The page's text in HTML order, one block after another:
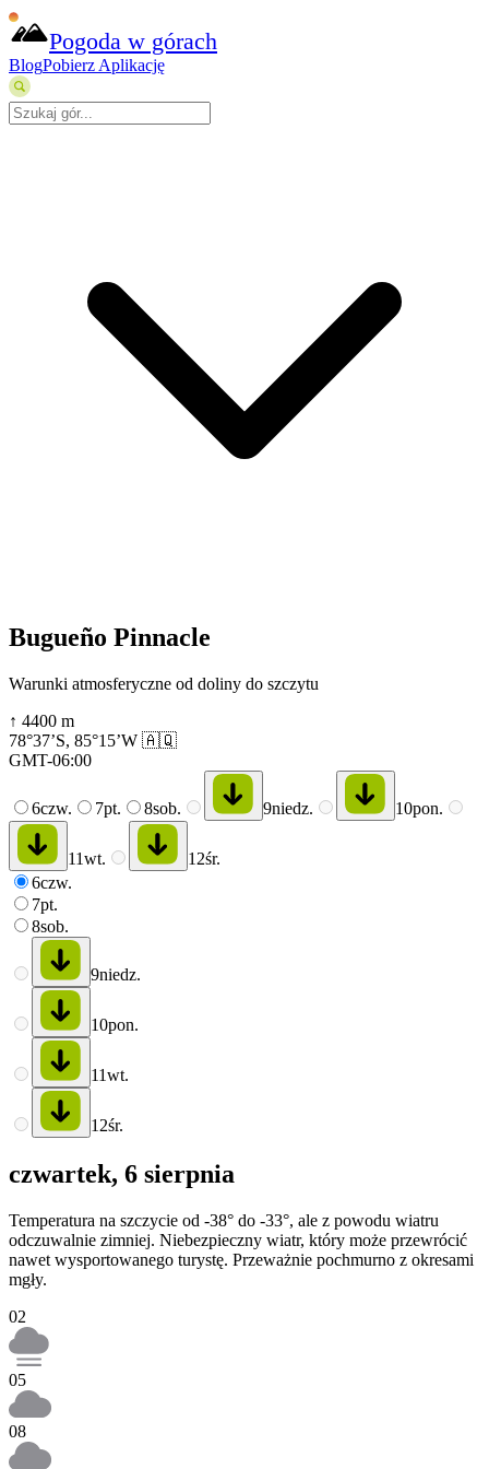
Pogoda w górach
BlogPobierz Aplikację
Bugueño Pinnacle
Warunki atmosferyczne od doliny do szczytu
↑ 4400 m
78°37’S, 85°15’W 🇦🇶
GMT-06:00
6czw. 7pt. 8sob. 9niedz. 10pon.
11wt. 12śr.
6czw.
7pt.
8sob.
9niedz.
10pon.
11wt.
12śr.
czwartek, 6 sierpnia
Temperatura na szczycie od -38° do -33°, ale z powodu wiatru
odczuwalnie zimniej. Niebezpieczny wiatr, który może przewrócić
nawet wysportowanego turystę. Przeważnie pochmurno z okresami
mgły.
02
05
08